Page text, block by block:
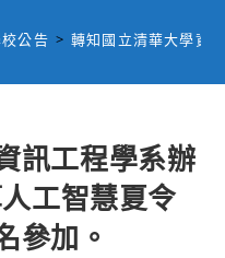
公告 > 轉知國立清華大學資
訊工程學系辦
工智慧夏令
參加。